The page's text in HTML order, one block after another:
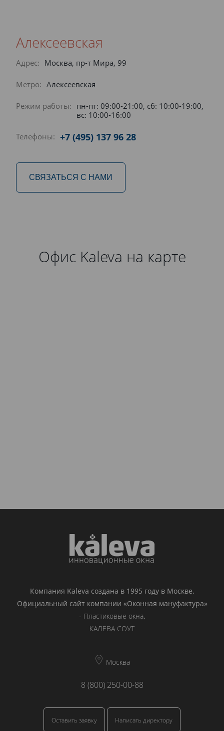
Алексеевская
Адрес: Москва, пр-т Мира, 99
Метро: Алексеевская
Режим работы: пн-пт: 09:00-21:00, сб: 10:00-19:00,
вс: 10:00-16:00
Телефоны: +7 (495) 137 96 28
СВЯЗАТЬСЯ С НАМИ
Офис Kaleva на карте
Компания Kaleva создана в 1995 году в Москве.
Официальный сайт компании «Оконная мануфактура»
- Пластиковые окна.
КАЛЕВА СОУТ
Москва
8 (800) 250-00-88
Оставить заявку Написать директору